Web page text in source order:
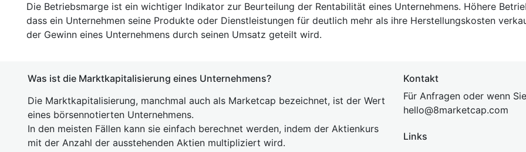
Die Betriebsmarge ist ein wichtiger Indikator zur Beurteilung der Rentabilität eines Unternehmens. Höhere
dass ein Unternehmen seine Produkte oder Dienstleistungen für deutlich mehr als ihre Herstellungskosten
der Gewinn eines Unternehmens durch seinen Umsatz geteilt wird.
Was ist die Marktkapitalisierung eines Unternehmens?
Die Marktkapitalisierung, manchmal auch als Marketcap bezeichnet, ist der Wert
eines börsennotierten Unternehmens.
In den meisten Fällen kann sie einfach berechnet werden, indem der Aktienkurs
mit der Anzahl der ausstehenden Aktien multipliziert wird.
Kontakt
Für Anfragen oder wenn
hello@8marketcap.com
Links